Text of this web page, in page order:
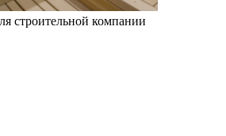
строительной компании